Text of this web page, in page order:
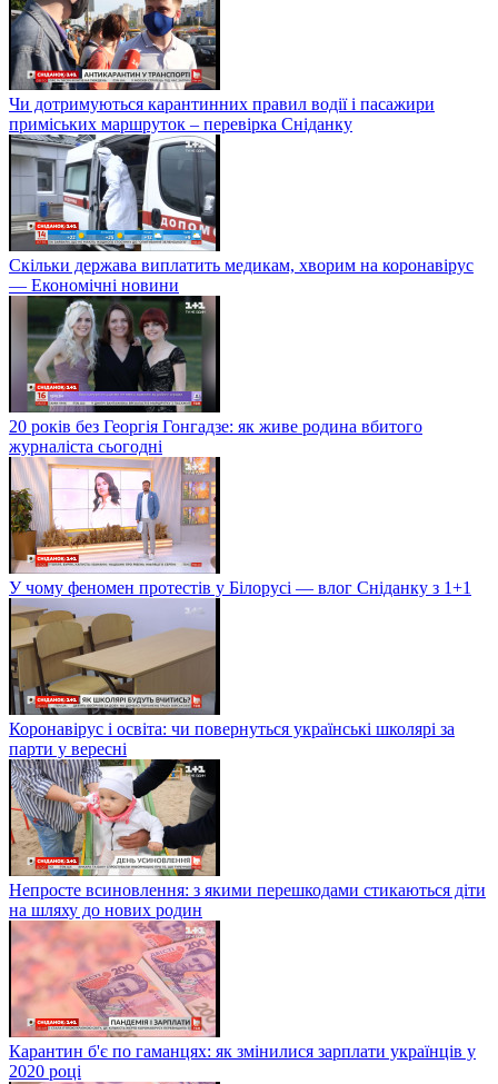
Чи дотримуються карантинних правил водії і пасажири
приміських маршруток – перевірка Сніданку
Скільки держава виплатить медикам, хворим на коронавірус
— Економічні новини
20 років без Георгія Гонгадзе: як живе родина вбитого
журналіста сьогодні
У чому феномен протестів у Білорусі — влог Сніданку з 1+1
Коронавірус і освіта: чи повернуться українські школярі за
парти у вересні
Непросте всиновлення: з якими перешкодами стикаються діти
на шляху до нових родин
Карантин б'є по гаманцях: як змінилися зарплати українців у
2020 році